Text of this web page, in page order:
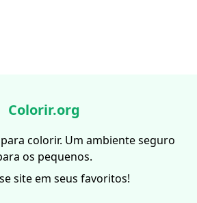
Colorir.org
colorir. Um ambiente seguro
os pequenos.
site em seus favoritos!